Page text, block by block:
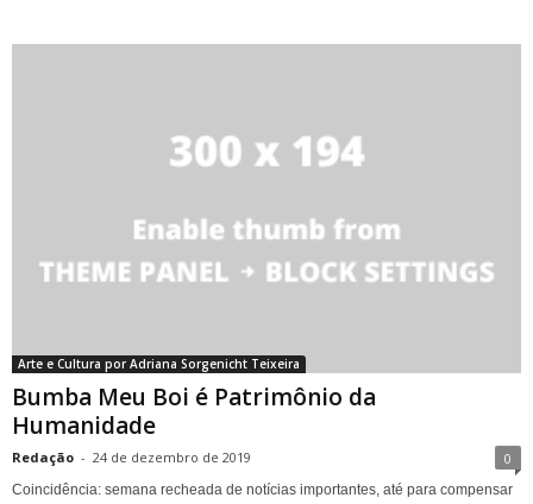
Arte e Cultura por Adriana Sorgenicht Teixeira
Bumba Meu Boi é Patrimônio da
Humanidade
Redação - 24 de dezembro de 2019 0
Coincidência: semana recheada de notícias importantes, até para compensar